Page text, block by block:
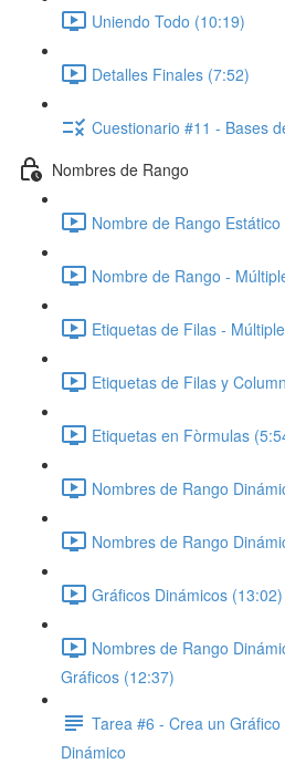
Uniendo Todo (10:19)
Detalles Finales (7:52)
Cuestionario #11 - Bases
Nombres de Rango
Nombre de Rango
Nombre de Rango -
Etiquetas de Filas -
Etiquetas de Filas y
Etiquetas en Fòrmulas
Nombres de Rango
Nombres de Rango
Gráficos Dinámicos (13:02)
Nombres de Rango
Gráficos (12:37)
Tarea #6 - Crea un
Dinámico